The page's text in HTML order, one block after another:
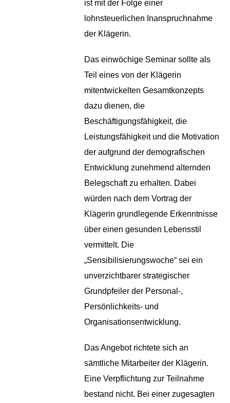
ist mit der Folge einer
lohnsteuerlichen Inanspruchnahme
der Klägerin.
Das einwöchige Seminar sollte als
Teil eines von der Klägerin
mitentwickelten Gesamtkonzepts
dazu dienen, die
Beschäftigungsfähigkeit, die
Leistungsfähigkeit und die Motivation
der aufgrund der demografischen
Entwicklung zunehmend alternden
Belegschaft zu erhalten. Dabei
würden nach dem Vortrag der
Klägerin grundlegende Erkenntnisse
über einen gesunden Lebensstil
vermittelt. Die
„Sensibilisierungswoche“ sei ein
unverzichtbarer strategischer
Grundpfeiler der Personal-,
Persönlichkeits- und
Organisationsentwicklung.
Das Angebot richtete sich an
sämtliche Mitarbeiter der Klägerin.
Eine Verpflichtung zur Teilnahme
bestand nicht. Bei einer zugesagten